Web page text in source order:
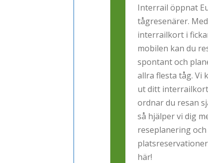
Interrail öppnat
tågresenärer.
interrailkort i
mobilen kan du
spontant och
allra flesta tåg. Vi
ut ditt
ordnar du resan
så hjälper vi dig
reseplanering och
här!